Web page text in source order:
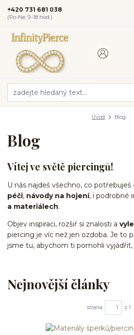
+420 731 681 038
(Po-Ne, 9-18 hod.)
Úvod Blog
Blog
Vítej ve světě piercingů!
U nás najdeš všechno, co potřebuješ
péči, návody na hojení, i podrobné
a materiálech.
Objev inspiraci, rozšiř si znalosti a
piercing je víc než jen ozdoba. Je to
jsme tu, abychom ti pomohli vyjádřit,
Nejnovější články
strana z 1